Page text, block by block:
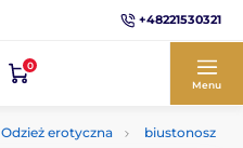
+48221530321
0
Menu
Odzież erotyczna biustonosz